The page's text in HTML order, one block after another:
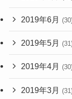
2019年6月
2019年5月
2019年4月
2019年3月